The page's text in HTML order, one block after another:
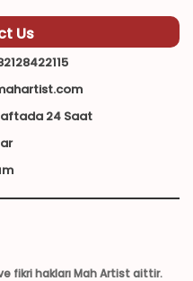
Us
24 Saat
fikri hakları Mah Artist aittir.